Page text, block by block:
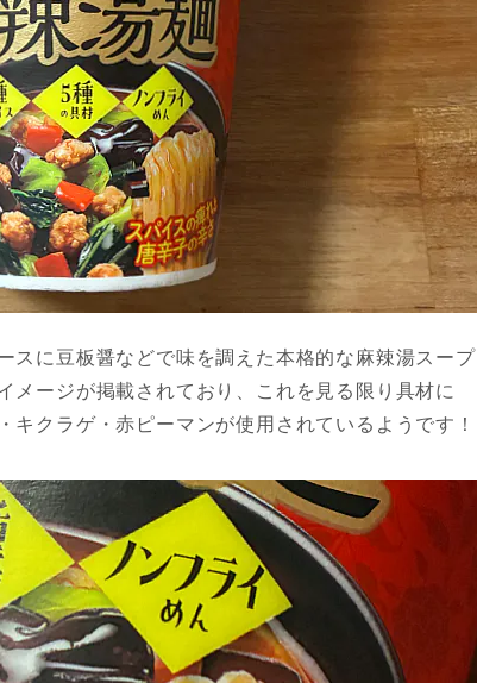
スに豆板醤などで味を調えた本格的な麻辣湯スープ
メージが掲載されており、これを見る限り具材に
クラゲ・赤ピーマンが使用されているようです！